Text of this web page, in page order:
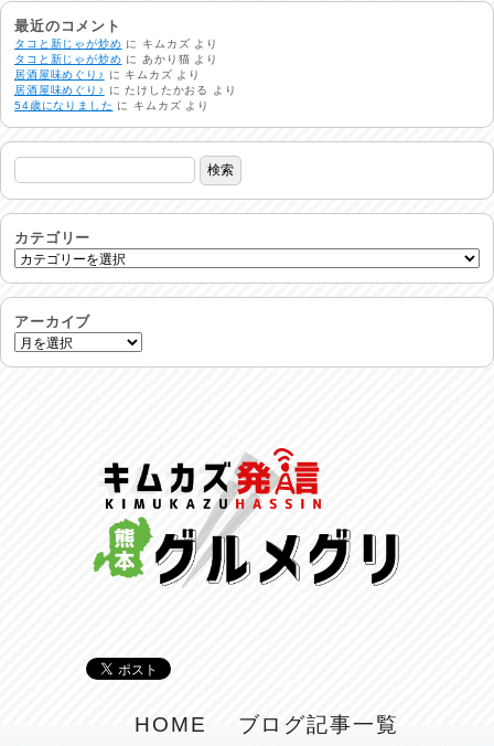
生活支援情報
2026/07/31
24時間体制
2026/07/30
命を守る行動を…
2026/07/29
土用丑の日♪
反省会♪
2026/07/27
呑めや喋れや！
2026/07/26
馬肉料理 桜馬亭
2026/07/24
ラジてん通信♪
2026/07/23
最近のコメント
タコと新じゃが炒め に キムカズ より
タコと新じゃが炒め にあかり猫 より
居酒屋味めぐり♪
に キムカズ より
居酒屋味めぐり♪
にたけしたかおる
より
54歳になりました に キムカズ より
カテゴリー
アーカイブ
HOME ブログ記事一覧